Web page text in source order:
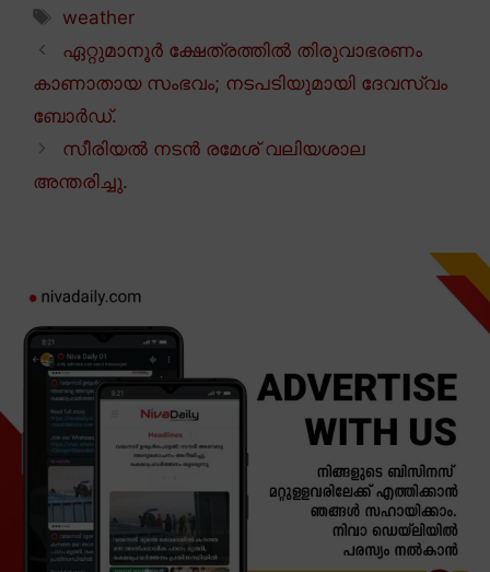
Tags
weather
ഏറ്റുമാനൂർ ക്ഷേത്രത്തിൽ തിരുവാഭരണം
കാണാതായ സംഭവം; നടപടിയുമായി ദേവസ്വം
ബോർഡ്.
സീരിയൽ നടൻ രമേശ് വലിയശാല
അന്തരിച്ചു.